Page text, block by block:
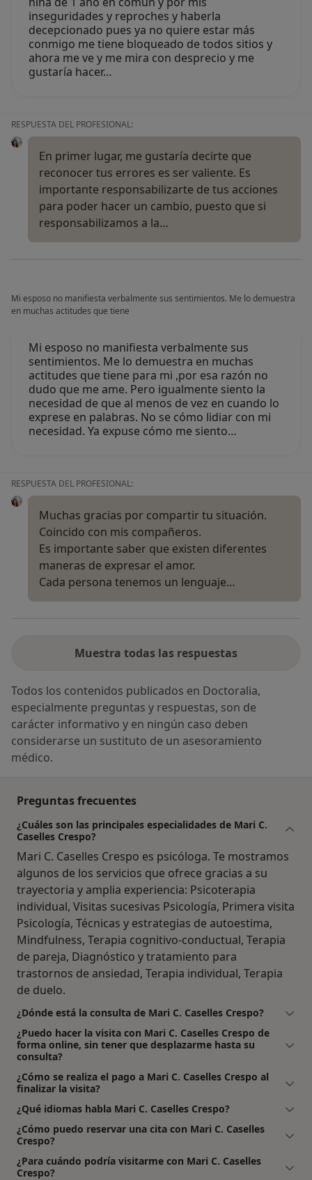
inseguridades y reproches y haberla
decepcionado pues ya no quiere estar más
conmigo me tiene bloqueado de todos sitios y
ahora me ve y me mira con desprecio y me
gustaría hacer…
RESPUESTA DEL PROFESIONAL:
En primer lugar, me gustaría decirte que
reconocer tus errores es ser valiente. Es
importante responsabilizarte de tus acciones
para poder hacer un cambio, puesto que si
responsabilizamos a la…
Mi esposo no manifiesta verbalmente sus sentimientos. Me lo demuestra
en muchas actitudes que tiene
Mi esposo no manifiesta verbalmente sus
sentimientos. Me lo demuestra en muchas
actitudes que tiene para mi ,por esa razón no
dudo que me ame. Pero igualmente siento la
necesidad de que al menos de vez en cuando lo
exprese en palabras. No se cómo lidiar con mi
necesidad. Ya expuse cómo me siento…
RESPUESTA DEL PROFESIONAL:
Muchas gracias por compartir tu situación.
Coincido con mis compañeros.
Es importante saber que existen diferentes
maneras de expresar el amor.
Cada persona tenemos un lenguaje…
Muestra todas las respuestas
Todos los contenidos publicados en Doctoralia,
especialmente preguntas y respuestas, son de
carácter informativo y en ningún caso deben
considerarse un sustituto de un asesoramiento
médico.
Preguntas frecuentes
¿Cuáles son las principales especialidades de Mari C.
Caselles Crespo?
Mari C. Caselles Crespo es psicóloga. Te mostramos
algunos de los servicios que ofrece gracias a su
trayectoria y amplia experiencia: Psicoterapia
individual, Visitas sucesivas Psicología, Primera visita
Psicología, Técnicas y estrategias de autoestima,
Mindfulness, Terapia cognitivo-conductual, Terapia
de pareja, Diagnóstico y tratamiento para
trastornos de ansiedad, Terapia individual, Terapia
de duelo.
¿Dónde está la consulta de Mari C. Caselles Crespo?
¿Puedo hacer la visita con Mari C. Caselles Crespo de
forma online, sin tener que desplazarme hasta su
consulta?
¿Cómo se realiza el pago a Mari C. Caselles Crespo al
finalizar la visita?
¿Qué idiomas habla Mari C. Caselles Crespo?
¿Cómo puedo reservar una cita con Mari C. Caselles
Crespo?
¿Para cuándo podría visitarme con Mari C. Caselles
Crespo?